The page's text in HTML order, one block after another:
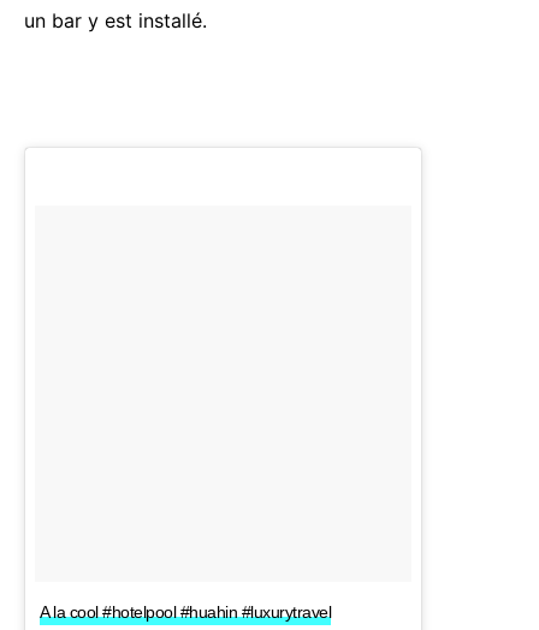
un bar y est installé.
A la cool #hotelpool #huahin #luxurytravel